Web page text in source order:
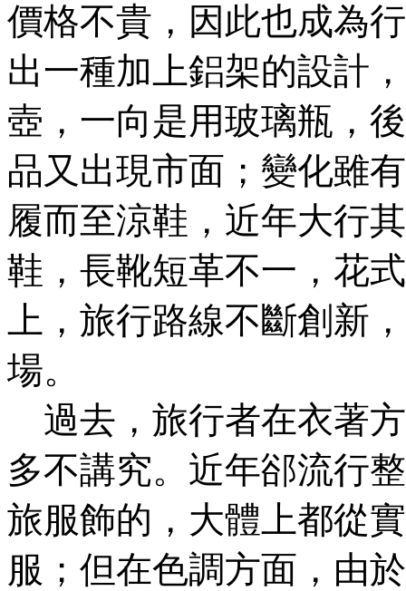
價格不貴，因此也成為
出一種加上鋁架的設計
壺，一向是用玻璃瓶，
品又出現市面；變化雖
履而至涼鞋，近年大行
鞋，長靴短革不一，花
上，旅行路線不斷創新
場。
過去，旅行者在衣著
多不講究。近年郤流行
旅服飾的，大體上都從
服；但在色調方面，由